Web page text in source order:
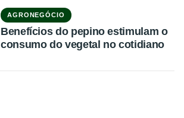
AGRONEGÓCIO
Benefícios do pepino estimulam o
consumo do vegetal no cotidiano